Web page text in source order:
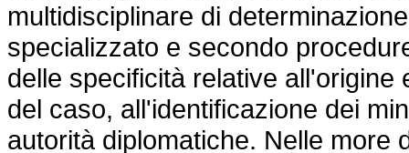
multidisciplinare di
specializzato e secondo
delle specificità relative
del caso, all'identificazione dei
autorità diplomatiche. Nelle more